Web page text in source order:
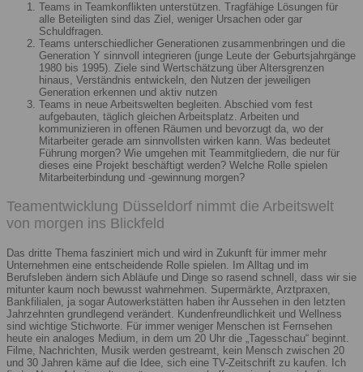
Teams in Teamkonflikten unterstützen. Tragfähige Lösungen für
alle Beteiligten sind das Ziel, weniger Ursachen oder gar
Schuldfragen.
Teams unterschiedlicher Generationen zusammenbringen und die
Generation Y sinnvoll integrieren (junge Leute der Geburtsjahrgänge
1980 bis 1995). Ziele sind Wertschätzung über Altersgrenzen
hinaus, Verständnis entwickeln, den Nutzen der jeweiligen
Generation erkennen und aktiv nutzen
Teams in neue Arbeitswelten begleiten. Abschied vom fest
aufgebauten, täglich gleichen Arbeitsplatz. Arbeiten und
kommunizieren in offenen Räumen und bevorzugt da, wo der
Mitarbeiter gerade am sinnvollsten wirken kann. Was bedeutet
Führung morgen? Wie umgehen mit Teammitgliedern, die nur für
dieses eine Projekt beschäftigt werden? Welche Rolle spielen
Mitarbeiterbindung und -gewinnung morgen?
Teamentwicklung Düsseldorf nimmt die Arbeitswelt
von morgen ins Blickfeld
Das dritte Thema fasziniert mich und wird in Zukunft für immer mehr
Unternehmen eine entscheidende Rolle spielen. Im Alltag und im
Berufsleben ändern sich Abläufe und Dinge so rasend schnell, dass wir sie
mitunter kaum noch bewusst wahrnehmen. Supermärkte, Arztpraxen,
Bankfilialen, ja sogar Autowerkstätten haben ihr Aussehen in den letzten
Jahrzehnten grundlegend verändert. Kundenfreundlichkeit und Wellness
sind wichtige Stichworte. Für immer weniger Menschen ist Fernsehen
heute ein analoges Medium, in dem um 20 Uhr die „Tagesschau“ beginnt.
Filme, Nachrichten, Musik werden gestreamt, kein Mensch zwischen 20
und 30 Jahren käme auf die Idee, sich eine TV-Zeitschrift zu kaufen. Ich